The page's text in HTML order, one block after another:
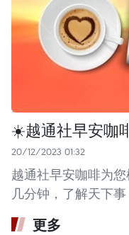
☀️越通社早安咖
20/12/2023 01:32
越通社早安咖啡为
几分钟，了解天下事
更多